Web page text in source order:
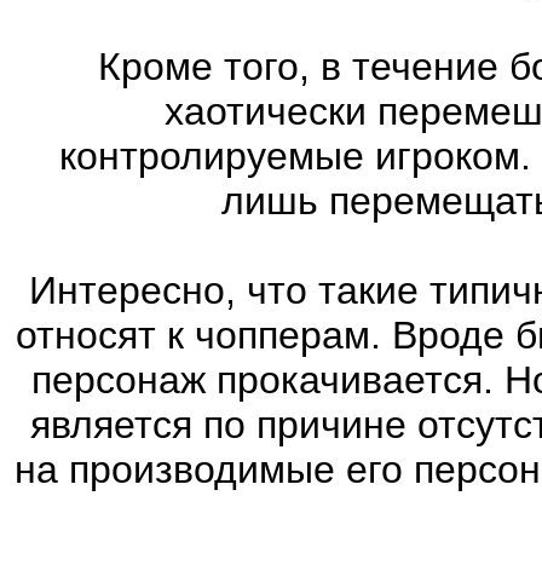
Кроме того, в течение
хаотически
контролируемые
лишь
Интересно, что такие
относят к чопперам. Вроде
персонаж прокачивается.
является по причине
на производимые его